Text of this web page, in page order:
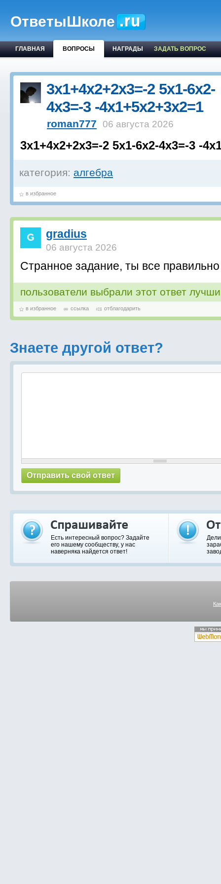
ОтветыШколе
ГЛАВНАЯ ВОПРОСЫ НАГРАДЫ ЗАДАТЬ ВОПРОС
3x1+4x2+2x3=-2 5x1-6x2-
4x3=-3 -4x1+5x2+3x2=1
roman777 06 августа 2026
3x1+4x2+2x3=-2 5x1-6x2-4x3=-3 -
категория: алгебра
в избранное
gradius
06 августа 2026
Странное задание, ты все
пользователи выбрали этот ответ
в избранное ссылка отблагодарить
Знаете другой ответ?
Есть интересный вопрос? Задайте
его нашему сообществу, у нас
наверняка найдется ответ!